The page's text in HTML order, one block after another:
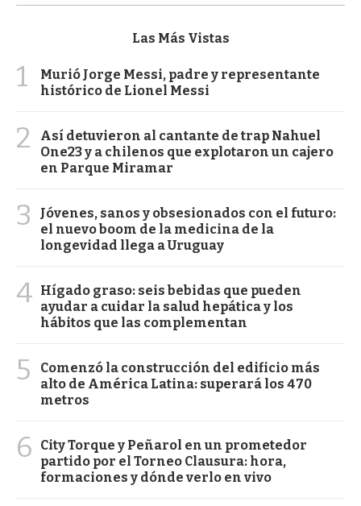
Las Más Vistas
1
Murió Jorge Messi, padre y representante
histórico de Lionel Messi
2
Así detuvieron al cantante de trap Nahuel
One23 y a chilenos que explotaron un cajero
en Parque Miramar
3
Jóvenes, sanos y obsesionados con el futuro:
el nuevo boom de la medicina de la
longevidad llega a Uruguay
4 Hígado graso: seis bebidas que pueden
ayudar a cuidar la salud hepática y los
hábitos que las complementan
5
Comenzó la construcción del edificio más
alto de América Latina: superará los 470
metros
6
City Torque y Peñarol en un prometedor
partido por el Torneo Clausura: hora,
formaciones y dónde verlo en vivo